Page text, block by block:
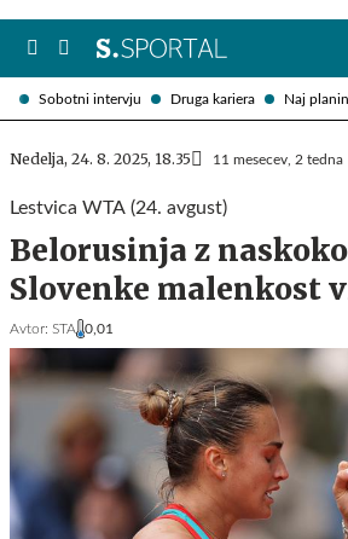
Sobotni intervju Druga kariera Naj
Nedelja, 24. 8. 2025, 18.35 11 mesecev, 2 tedna
Lestvica WTA (24. avgust)
Belorusinja z
Slovenke malenkost
Avtor: STA 0,01